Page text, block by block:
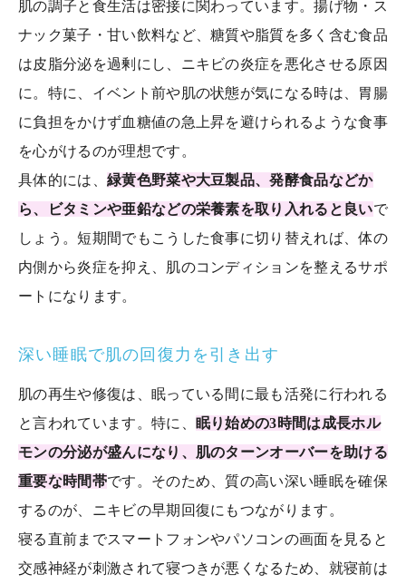
肌の調子と食生活は密接に関わっています。揚げ物・ス
ナック菓子・甘い飲料など、糖質や脂質を多く含む食品
は皮脂分泌を過剰にし、ニキビの炎症を悪化させる原因
に。特に、イベント前や肌の状態が気になる時は、胃腸
に負担をかけず血糖値の急上昇を避けられるような食事
を心がけるのが理想です。
具体的には、 緑黄色野菜や大豆製品、発酵食品などか
ら、ビタミンや亜鉛などの栄養素を取り入れると良いで
しょう。短期間でもこうした食事に切り替えれば、体の
内側から炎症を抑え、肌のコンディションを整えるサポ
ートになります。
深い睡眠で肌の回復力を引き出す
肌の再生や修復は、眠っている間に最も活発に行われる
と言われています。特に、 眠り始めの3時間は成長ホル
モンの分泌が盛んになり、肌のターンオーバーを助ける
重要な時間帯です。そのため、質の高い深い睡眠を確保
するのが、ニキビの早期回復にもつながります。
寝る直前までスマートフォンやパソコンの画面を見ると
交感神経が刺激されて寝つきが悪くなるため、就寝前は